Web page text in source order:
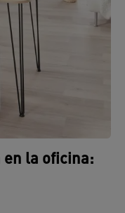
en la oficina: